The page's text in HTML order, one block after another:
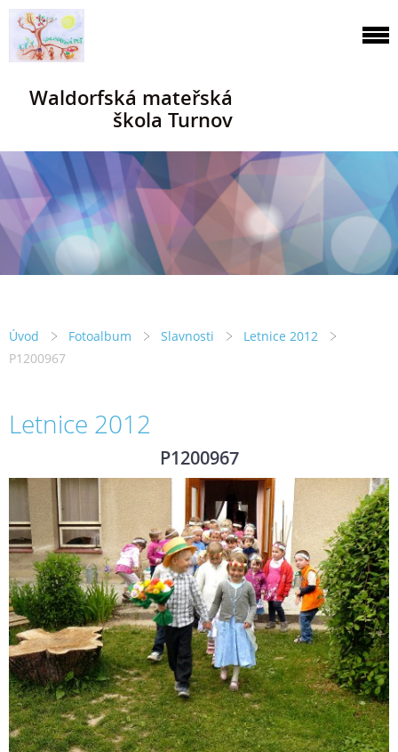
Waldorfská mateřská
škola Turnov
Úvod Fotoalbum Slavnosti
Letnice 2012
P1200967
Letnice 2012
P1200967